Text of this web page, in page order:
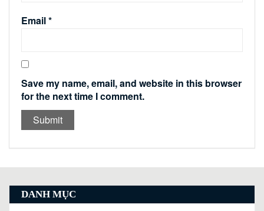
Email*
Save my name, email, and website in this browser
for the next time I comment.
DANH MỤC